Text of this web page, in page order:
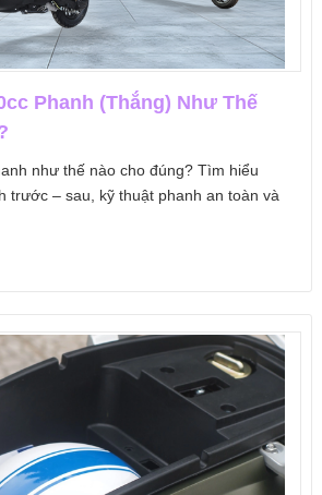
Phanh (Thắng) Như Thế
như thế nào cho đúng? Tìm hiểu
trước – sau, kỹ thuật phanh an toàn và